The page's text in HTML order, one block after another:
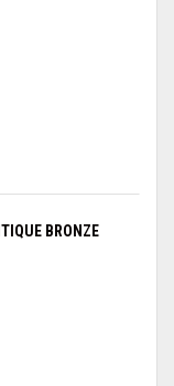
BRONZE